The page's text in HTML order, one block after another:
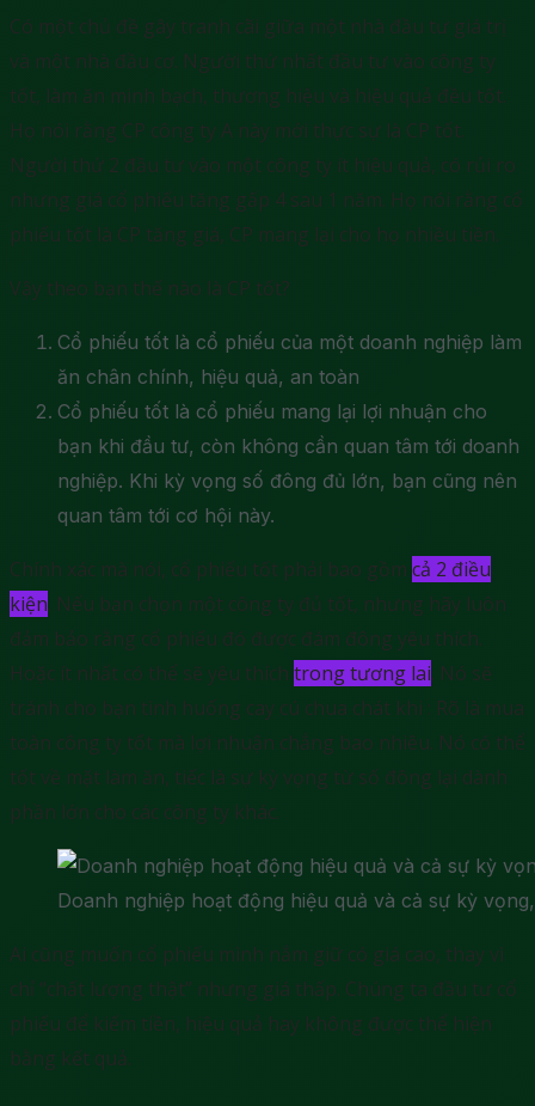
Có một chủ đề gây tranh cãi giữa một nhà đầu tư giá trị
và một nhà đầu cơ. Người thứ nhất đầu tư vào công ty
tốt, làm ăn minh bạch, thương hiệu và hiệu quả đều tốt.
Họ nói rằng CP công ty A này mới thực sự là CP tốt.
Người thứ 2 đầu tư vào một công ty ít hiệu quả, có rủi ro
nhưng giá cổ phiếu tăng gấp 4 sau 1 năm. Họ nói rằng cổ
phiếu tốt là CP tăng giá, CP mang lại cho họ nhiều tiền.
Vậy theo bạn thế nào là CP tốt?
Cổ phiếu tốt là cổ phiếu của một doanh nghiệp làm
ăn chân chính, hiệu quả, an toàn
Cổ phiếu tốt là cổ phiếu mang lại lợi nhuận cho
bạn khi đầu tư, còn không cần quan tâm tới doanh
nghiệp. Khi kỳ vọng số đông đủ lớn, bạn cũng nên
quan tâm tới cơ hội này.
Chính xác mà nói, cổ phiếu tốt phải bao gồm cả 2 điều
kiện. Nếu bạn chọn một công ty đủ tốt, nhưng hãy luôn
đảm bảo rằng cổ phiếu đó được đám đông yêu thích.
Hoặc ít nhất có thể sẽ yêu thích trong tương lai. Nó sẽ
tránh cho bạn tình huống cay cú chua chát khi : Rõ là mua
toàn công ty tốt mà lợi nhuận chẳng bao nhiêu. Nó có thể
tốt về mặt làm ăn, tiếc là sự kỳ vọng từ số đông lại dành
phần lớn cho các công ty khác.
Doanh nghiệp hoạt động hiệu quả và cả sự kỳ
Ai cũng muốn cổ phiếu mình nắm giữ có giá cao, thay vì
chỉ “chất lượng thật” nhưng giá thấp. Chúng ta đầu tư cổ
phiếu để kiếm tiền, hiệu quả hay không được thể hiện
bằng kết quả.